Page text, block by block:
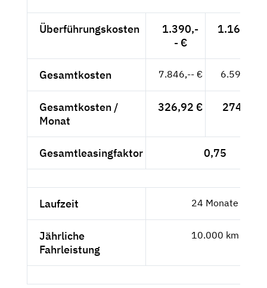
Überführungskosten
1.390,-
- €
1.168,07
Gesamtkosten 7.846,-- € 6.593,28
Gesamtkosten /
Monat
326,92 € 274,72 €
Gesamtleasingfaktor 0,75
Laufzeit 24 Monate
Jährliche
Fahrleistung
10.000 km